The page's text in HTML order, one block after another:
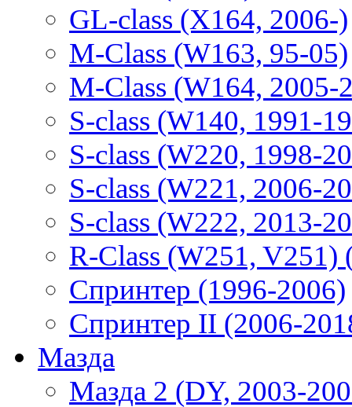
GL-class (X164, 2006-)
M-Class (W163, 95-05)
M-Class (W164, 2005-
S-class (W140, 1991-
S-class (W220, 1998-
S-class (W221, 2006-
S-class (W222, 2013-
R-Class (W251, V251)
Спринтер (1996-2006)
Спринтер II (2006-
Мазда
Мазда 2 (DY, 2003-